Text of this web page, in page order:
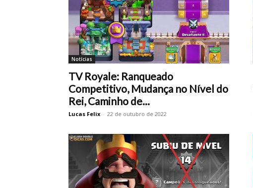
Notícias
TV Royale: Ranqueado
Competitivo, Mudança no Nível do
Rei, Caminho de...
Lucas Felix - 22 de outubro de 2022